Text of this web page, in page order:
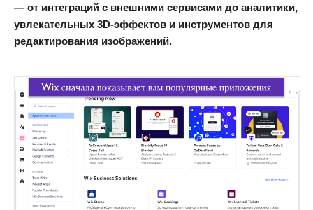
— от интеграций с внешними сервисами до аналитики,
увлекательных 3D-эффектов и инструментов для
редактирования изображений.